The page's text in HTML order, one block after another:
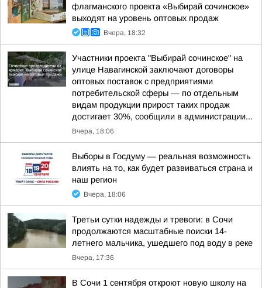
флагманского проекта «Выбирай сочинское»
выходят на уровень оптовых продаж
Вчера, 18:32
Участники проекта "Выбирай сочинское" на
улице Навагинской заключают договоры
оптовых поставок с предприятиями
потребительской сферы — по отдельным
видам продукции прирост таких продаж
достигает 30%, сообщили в администрации...
Вчера, 18:06
Выборы в Госдуму — реальная возможность
влиять на то, как будет развиваться страна и
наш регион
Вчера, 18:06
Третьи сутки надежды и тревоги: в Сочи
продолжаются масштабные поиски 14-
летнего мальчика, ушедшего под воду в реке
Вчера, 17:36
В Сочи 1 сентября откроют новую школу на